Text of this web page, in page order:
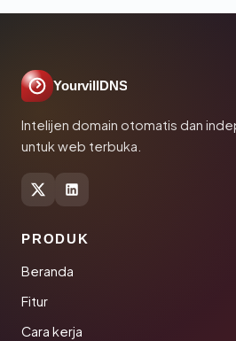
YourvillDNS
Intelijen domain otomatis dan
untuk web terbuka.
PRODUK
Beranda
Fitur
Cara kerja